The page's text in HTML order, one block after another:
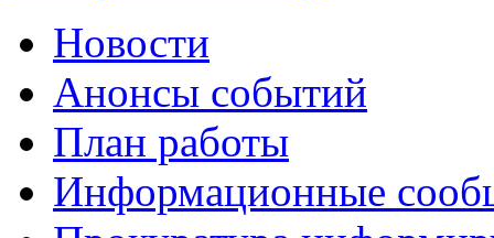
Новости
Анонсы событий
План работы
Информационные